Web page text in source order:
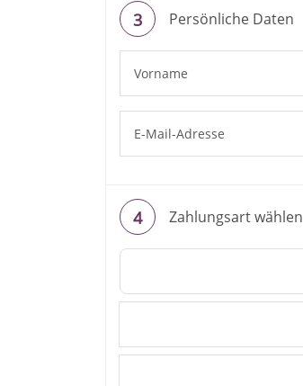
Persönliche Daten
Zahlungsart wählen